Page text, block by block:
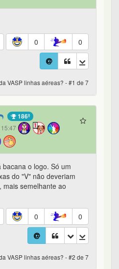
0 0
VASP linhas aéreas? - #1 de 7
186º
o logo. Só um
do "V" não deveriam
mais semelhante ao
0 0
VASP linhas aéreas? - #2 de 7